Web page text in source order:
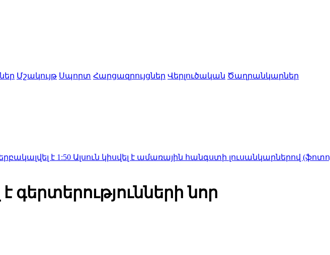
Մշակույթ Սպորտ Հարցազրույցներ Վերլուծական Ծաղրանկարներ
է1:50Ալսուն կիսվել է ամառային հանգստի լուսանկարներով (ֆոտոշարք)1:40
նոր